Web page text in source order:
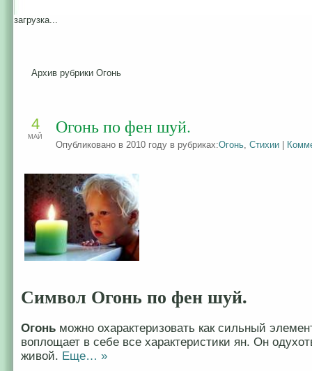
загрузка...
Архив рубрики Огонь
Огонь по фен шуй.
Опубликовано в 2010 году в рубриках:Огонь, Стихии
4
МАЙ
Символ Огонь по фен шуй.
Огонь можно охарактеризовать как сильный
воплощает в себе все характеристики ян. Он
живой. Еще… »